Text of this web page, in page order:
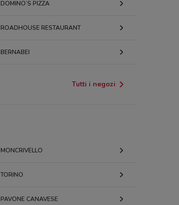
DOMINO’S PIZZA
ROADHOUSE RESTAURANT
BERNABEI
Tutti i negozi
MONCRIVELLO
TORINO
PAVONE CANAVESE